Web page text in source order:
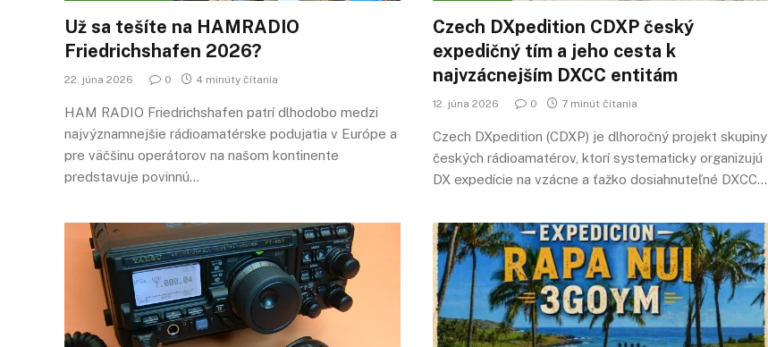
Už sa tešíte na HAMRADIO
Friedrichshafen 2026?
22. júna 2026 0 4 minúty čítania
HAM RADIO Friedrichshafen patrí dlhodobo medzi
najvýznamnejšie rádioamatérske podujatia v Európe a
pre väčšinu operátorov na našom kontinente
predstavuje povinnú…
Czech DXpedition CDXP český
expedičný tím a jeho cesta k
najvzácnejším DXCC entitám
12. júna 2026 0 7 minút čítania
Czech DXpedition (CDXP) je dlhoročný projekt skupiny
českých rádioamatérov, ktorí systematicky organizujú
DX expedície na vzácne a ťažko dosiahnuteľné DXCC…